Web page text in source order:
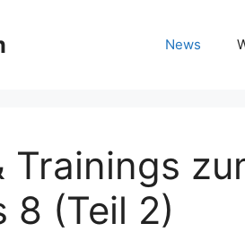
News
Trainings
8 (Teil 2)